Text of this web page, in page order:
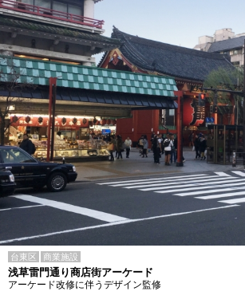
台東区 商業施設
浅草雷門通り商店街アーケード
アーケード改修に伴うデザイン監修